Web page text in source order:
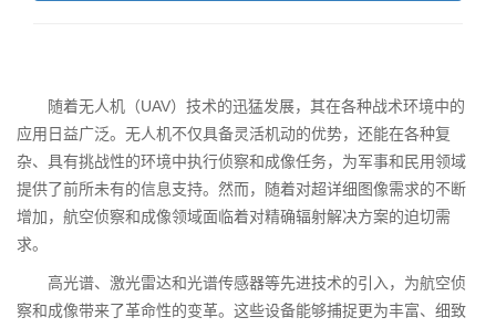
随着无人机（UAV）技术的迅猛发展，其在各种战术环境中的
应用日益广泛。无人机不仅具备灵活机动的优势，还能在各种复
杂、具有挑战性的环境中执行侦察和成像任务，为军事和民用领域
提供了前所未有的信息支持。然而，随着对超详细图像需求的不断
增加，航空侦察和成像领域面临着对精确辐射解决方案的迫切需
求。
高光谱、激光雷达和光谱传感器等先进技术的引入，为航空侦
察和成像带来了革命性的变革。这些设备能够捕捉更为丰富、细致